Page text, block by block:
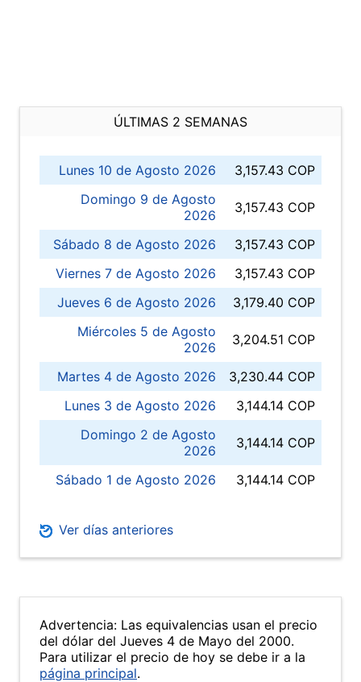
ÚLTIMAS 2 SEMANAS
Lunes 10 de Agosto 2026
3,157.43 COP
Domingo 9 de Agosto
2026
3,157.43 COP
Sábado 8 de Agosto 2026
3,157.43 COP
Viernes 7 de Agosto 2026
3,157.43 COP
Jueves 6 de Agosto 2026
3,179.40 COP
Miércoles 5 de Agosto
2026
3,204.51 COP
Martes 4 de Agosto 2026
3,230.44 COP
Lunes 3 de Agosto 2026
3,144.14 COP
Domingo 2 de Agosto
2026
3,144.14 COP
Sábado 1 de Agosto 2026 3,144.14 COP
Ver días anteriores
Advertencia: Las equivalencias usan el precio
del dólar del Jueves 4 de Mayo del 2000.
Para utilizar el precio de hoy se debe ir a la
página principal.